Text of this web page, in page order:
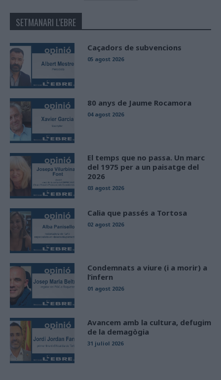
SETMANARI L'EBRE
Caçadors de subvencions
05 agost 2026
80 anys de Jaume Rocamora
04 agost 2026
El temps que no passa. Un marc
del 1975 per a un paisatge del
2026
03 agost 2026
Calia que passés a Tortosa
02 agost 2026
Condemnats a viure (i a morir) a
l’infern
01 agost 2026
Avancem amb la cultura, defugim
de la demagògia
31 juliol 2026